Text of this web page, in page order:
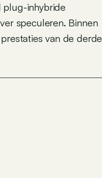
plug-inhybride
speculeren. Binnen
van de derde